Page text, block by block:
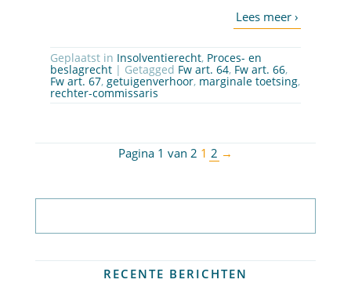
Geplaatst in Insolventierecht, Proces- en
beslagrecht | Getagged Fw art. 64, Fw art. 66,
Fw art. 67, getuigenverhoor, marginale toetsing,
rechter-commissaris
Pagina 1 van 2 1 2 →
RECENTE BERICHTEN